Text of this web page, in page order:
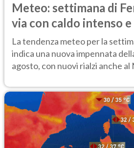
Meteo: settimana di
via con caldo intenso
temporale
La tendenza meteo per la
indica una nuova impennata
agosto, con nuovi rialzi anche al